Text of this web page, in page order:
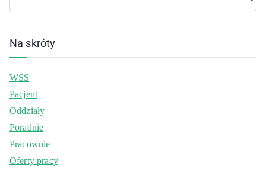
Na skróty
WSS
Pacjent
Oddziały
Poradnie
Pracownie
Oferty pracy